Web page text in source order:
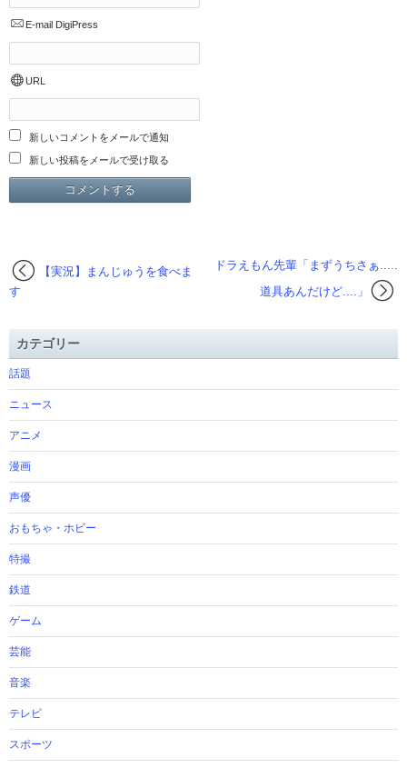
E-mail DigiPress
URL
新しいコメントをメールで通知
新しい投稿をメールで受け取る
ドラえもん先輩「まずうちさぁ.....
道具あんだけど....」
【実況】まんじゅうを食べま
す
カテゴリー
話題
ニュース
アニメ
漫画
声優
おもちゃ・ホビー
特撮
鉄道
ゲーム
芸能
音楽
テレビ
スポーツ